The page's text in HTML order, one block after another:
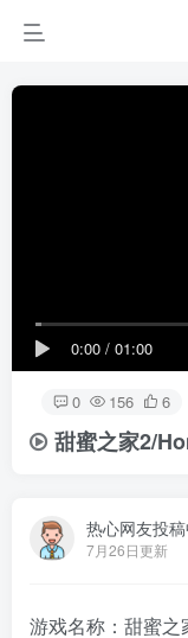
0:00 / 01:00
0 156 6
甜蜜之家2/
热心网友投
7月26日更新
游戏名称：甜蜜之